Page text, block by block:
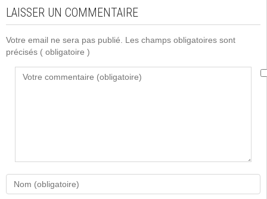
LAISSER UN COMMENTAIRE
Votre email ne sera pas publié. Les champs obligatoires sont
précisés ( obligatoire )